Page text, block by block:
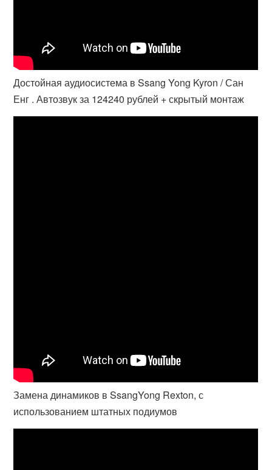
Достойная аудиосистема в Ssang Yong Kyron / Сан
Енг . Автозвук за 124240 рублей + скрытый монтаж
Замена динамиков в SsangYong Rexton, с
использованием штатных подиумов